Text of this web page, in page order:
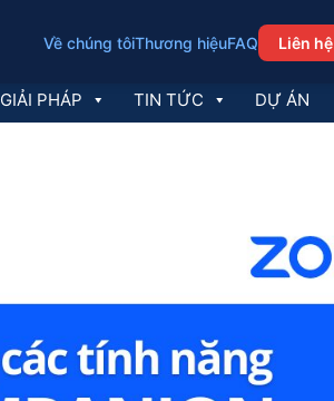
Về chúng tôiThương hiệuFAQ Liên hệ
GIẢI PHÁP TIN TỨC DỰ ÁN